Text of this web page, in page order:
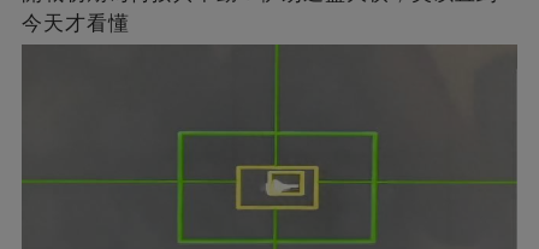
今天才看懂